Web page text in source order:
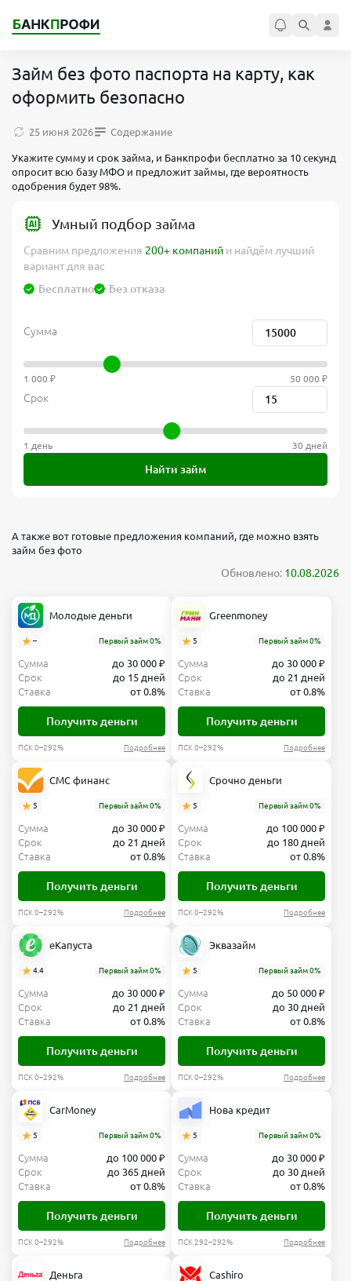
Займ без фото паспорта на карту, как
оформить безопасно
25 июня 2026 Содержание
Укажите сумму и срок займа, и Банкпрофи бесплатно за 10 секунд
опросит всю базу МФО и предложит займы, где вероятность
одобрения будет 98%.
Умный подбор займа
Сравним предложения 200+ компаний и найдём лучший
вариант для вас
Бесплатно
Без отказа
Сумма
1 000 ₽ 50 000 ₽
Срок
1 день 30 дней
Найти займ
А также вот готовые предложения компаний, где можно взять
займ без фото
Обновлено: 10.08.2026
Молодые деньги
– Первый займ 0%
Сумма
до 30 000 ₽
Срок
до 15 дней
Ставка
от 0.8%
Получить деньги
ПСК 0–292% Подробнее
Greenmoney
5 Первый займ 0%
Сумма
до 30 000 ₽
Срок
до 21 дней
Ставка
от 0.8%
Получить деньги
ПСК 0–292% Подробнее
СМС финанс
5 Первый займ 0%
Сумма
до 30 000 ₽
Срок
до 21 дней
Ставка
от 0.8%
Получить деньги
ПСК 0–292% Подробнее
Срочно деньги
5 Первый займ 0%
Сумма
до 100 000 ₽
Срок
до 180 дней
Ставка
от 0.8%
Получить деньги
ПСК 0–292% Подробнее
еКапуста
4.4 Первый займ 0%
Сумма
до 30 000 ₽
Срок
до 21 дней
Ставка
от 0.8%
Получить деньги
ПСК 0–292% Подробнее
Эквазайм
5 Первый займ 0%
Сумма
до 50 000 ₽
Срок
до 30 дней
Ставка
от 0.8%
Получить деньги
ПСК 0–292% Подробнее
CarMoney
5 Первый займ 0%
Сумма
до 100 000 ₽
Срок
до 365 дней
Ставка
от 0.8%
Получить деньги
ПСК 0–292% Подробнее
Нова кредит
5 Первый займ 0%
Сумма
до 30 000 ₽
Срок
до 30 дней
Ставка
от 0.8%
Получить деньги
ПСК 292–292% Подробнее
Деньга Cashiro